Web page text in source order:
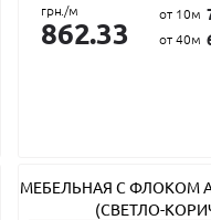
грн./м
862.33
от 10м
от 40м
МЕБЕЛЬНАЯ С ФЛОКОМ
(СВЕТЛО-